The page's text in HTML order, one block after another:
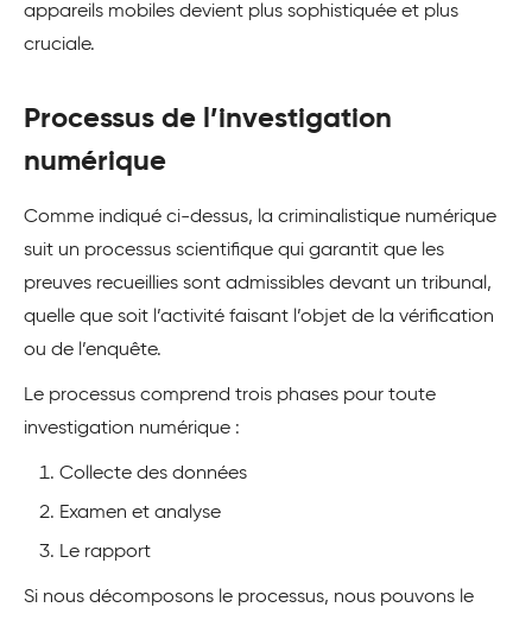
appareils mobiles devient plus sophistiquée et plus
cruciale.
Processus de l’investigation
numérique
Comme indiqué ci-dessus, la criminalistique numérique
suit un processus scientifique qui garantit que les
preuves recueillies sont admissibles devant un tribunal,
quelle que soit l’activité faisant l’objet de la vérification
ou de l’enquête.
Le processus comprend trois phases pour toute
investigation numérique :
Collecte des données
Examen et analyse
Le rapport
Si nous décomposons le processus, nous pouvons le